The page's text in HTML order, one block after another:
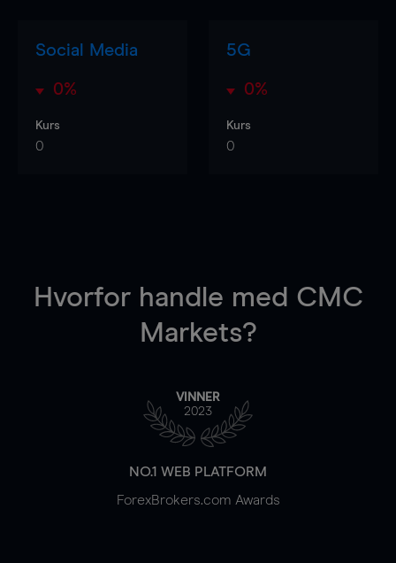
Social Media
0%
Kurs
0
5G
0%
Kurs
0
Hvorfor handle med CMC
Markets?
VINNER
2023
NO.1 WEB PLATFORM
ForexBrokers.com Awards